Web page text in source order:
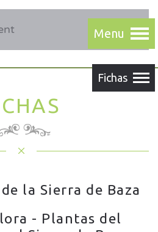
la Sierra de Baza
- Plantas del